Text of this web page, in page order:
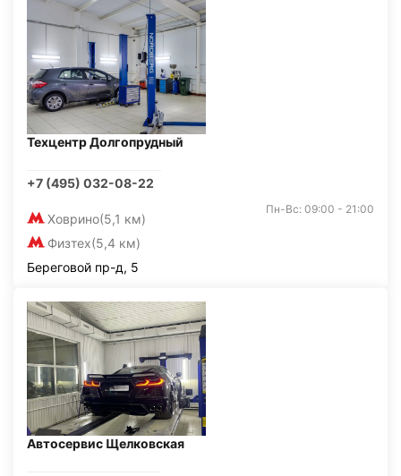
Техцентр Долгопрудный
+7 (495) 032-08-22
Ховрино(5,1 км)
Физтех(5,4 км)
Пн-Вс: 09:00 - 21:00
Береговой пр-д, 5
Автосервис Щелковская